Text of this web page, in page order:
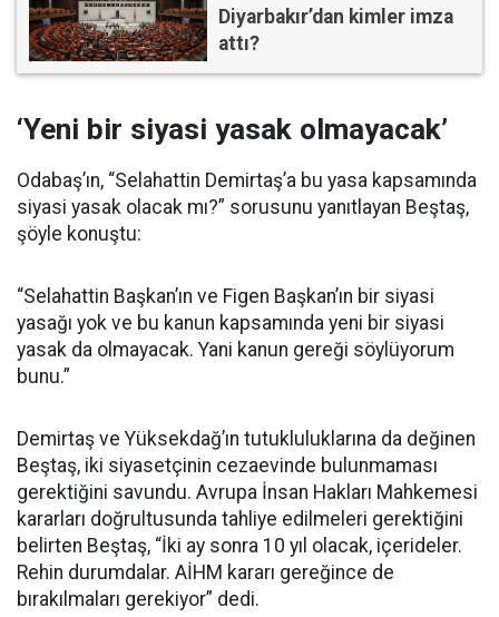
Diyarbakır’dan kimler imza
attı?
‘Yeni bir siyasi yasak olmayacak’
Odabaş’ın, “Selahattin Demirtaş’a bu yasa kapsamında
siyasi yasak olacak mı?” sorusunu yanıtlayan Beştaş,
şöyle konuştu:
“Selahattin Başkan’ın ve Figen Başkan’ın bir siyasi
yasağı yok ve bu kanun kapsamında yeni bir siyasi
yasak da olmayacak. Yani kanun gereği söylüyorum
bunu.”
Demirtaş ve Yüksekdağ’ın tutukluluklarına da değinen
Beştaş, iki siyasetçinin cezaevinde bulunmaması
gerektiğini savundu. Avrupa İnsan Hakları Mahkemesi
kararları doğrultusunda tahliye edilmeleri gerektiğini
belirten Beştaş, “İki ay sonra 10 yıl olacak, içerideler.
Rehin durumdalar. AİHM kararı gereğince de
bırakılmaları gerekiyor” dedi.